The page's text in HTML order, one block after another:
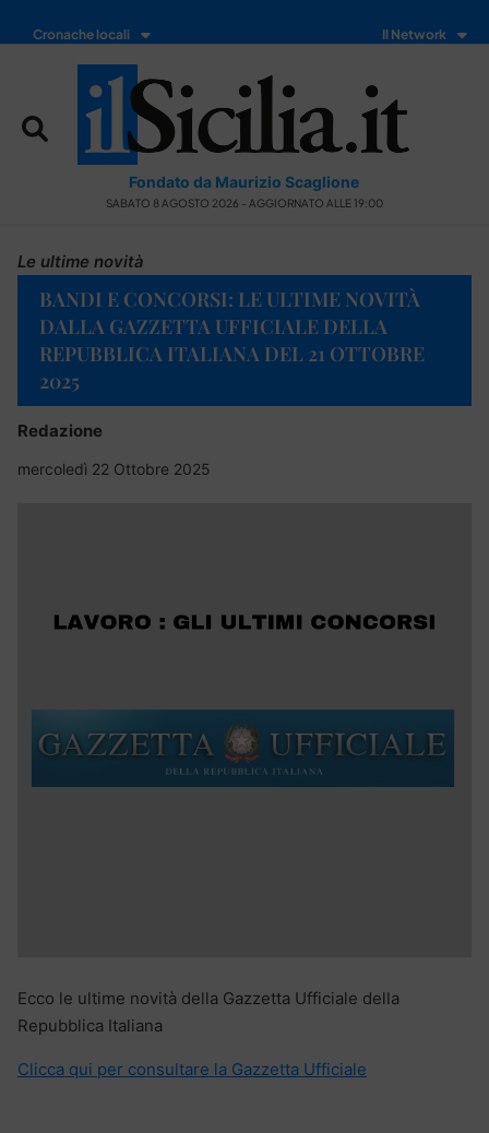
Cronache locali Il Network
Fondato da Maurizio Scaglione
SABATO 8 AGOSTO 2026 - AGGIORNATO ALLE 19:00
Le ultime novità
BANDI E CONCORSI: LE ULTIME NOVITÀ
DALLA GAZZETTA UFFICIALE DELLA
REPUBBLICA ITALIANA DEL 21 OTTOBRE
2025
Redazione
mercoledì 22 Ottobre 2025
Ecco le ultime novità della Gazzetta Ufficiale della
Repubblica Italiana
Clicca qui per consultare la Gazzetta Ufficiale